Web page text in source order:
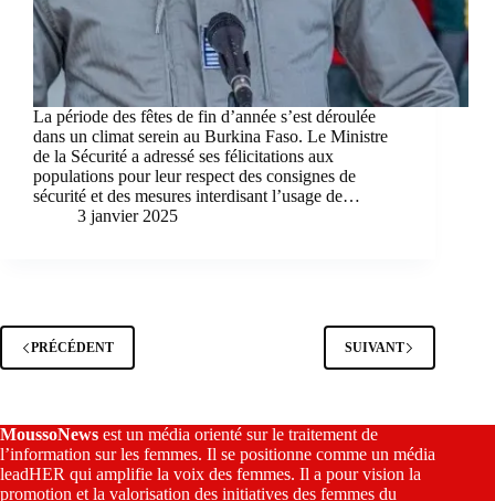
La période des fêtes de fin d’année s’est déroulée
dans un climat serein au Burkina Faso. Le Ministre
de la Sécurité a adressé ses félicitations aux
populations pour leur respect des consignes de
sécurité et des mesures interdisant l’usage de…
3 janvier 2025
PRÉCÉDENT SUIVANT
MoussoNews est un média orienté sur le traitement de
l’information sur les femmes. Il se positionne comme un média
leadHER qui amplifie la voix des femmes. Il a pour vision la
promotion et la valorisation des initiatives des femmes du